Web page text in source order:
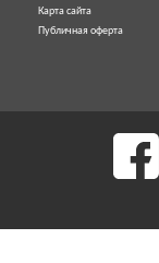
Карта сайта
Публичная оферта